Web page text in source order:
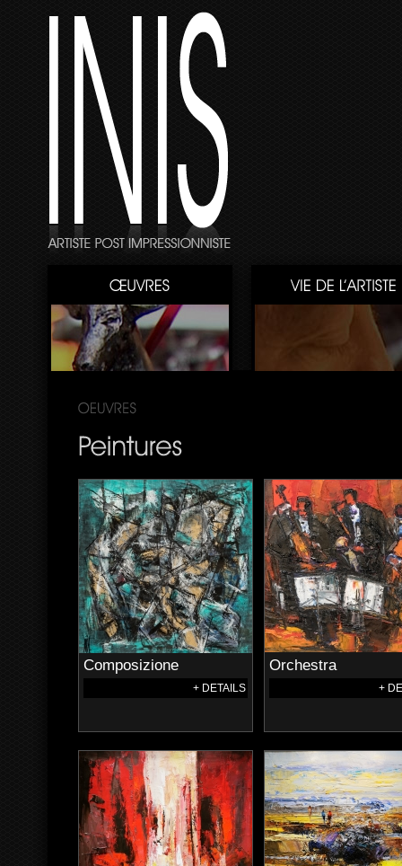
Composizione
+ DETAILS
Orchestra
+